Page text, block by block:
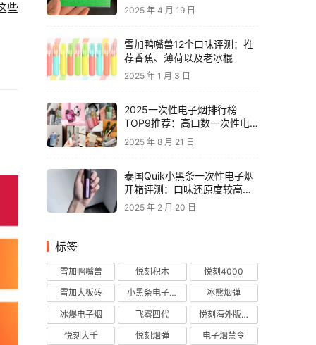
些
2025 年 4 月 19 日
雪加鸭嘴兽12个口味评测：推
荐香蕉、薄荷以及老冰棍
2025 年 1 月 3 日
2025一次性电子烟排行榜
TOP9推荐：高口数一次性电
子烟对比，性价比电子烟品牌
2025 年 8 月 21 日
泰国Quik小黑条一次性电子烟
开箱评测：口味还原度较高，
层次丰富
2025 年 2 月 20 日
标签
雪加鸭嘴兽 悦刻积木 悦刻4000
雪加大板砖 小黑条电子烟 冰熊烟弹
冰爆电子烟 飞雾四代 悦刻海外版烟弹
悦刻大千 悦刻烟弹 电子烟禁令